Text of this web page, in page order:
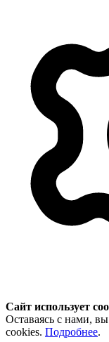
Сайт использует
Оставаясь с нами,
cookies. Подробнее.